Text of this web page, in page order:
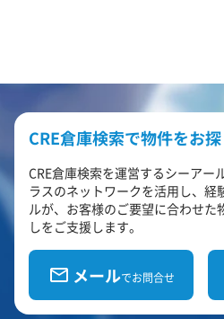
CRE倉庫検索で物件をお
CRE倉庫検索を運営するシーアー
ラスのネットワークを活用し、経
ルが、お客様のご要望に合わせた
しをご支援します。
メールでお問合せ